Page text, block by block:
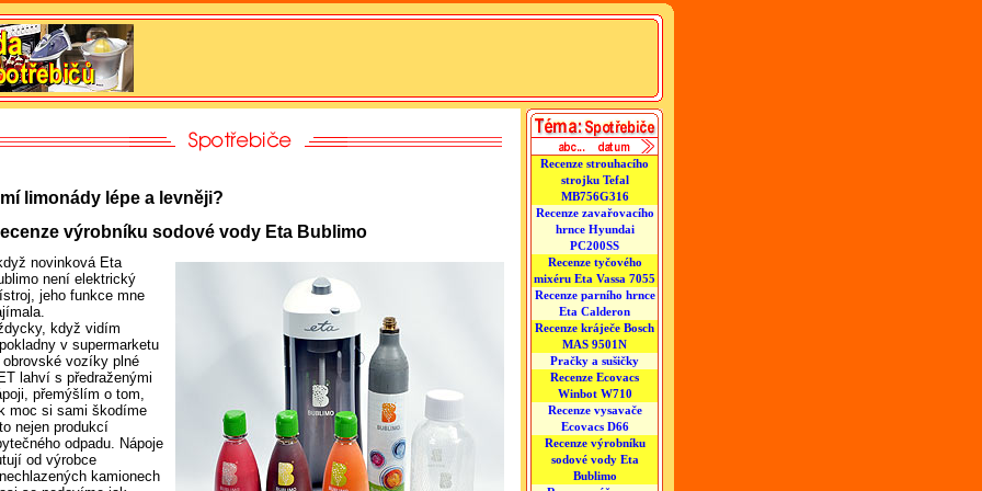
limonády lépe a levněji?
výrobníku sodové vody Eta Bublimo
novinková Eta
není elektrický
jeho funkce mne
když vidím
v supermarketu
obrovské vozíky plné
lahví s předraženými
přemýšlím o tom,
moc si sami škodíme
nejen produkcí
odpadu. Nápoje
od výrobce
kamionech
Recenze strouhacího
strojku Tefal
MB756G316
Recenze zavařovacího
hrnce Hyundai
PC200SS
Recenze tyčového
mixéru Eta Vassa 7055
Recenze parního hrnce
Eta Calderon
Recenze kráječe Bosch
MAS 9501N
Pračky a sušičky
Recenze Ecovacs
Winbot W710
Recenze vysavače
Ecovacs D66
Recenze výrobníku
sodové vody Eta
Bublimo